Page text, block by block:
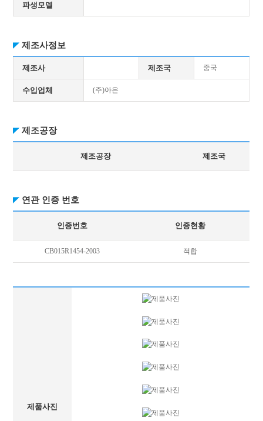
파생모델
제조사정보
제조사 제조국 중국
수입업체 (주)아은
제조공장
제조공장 제조국
연관 인증 번호
인증번호 인증현황
CB015R1454-2003 적합
제품사진